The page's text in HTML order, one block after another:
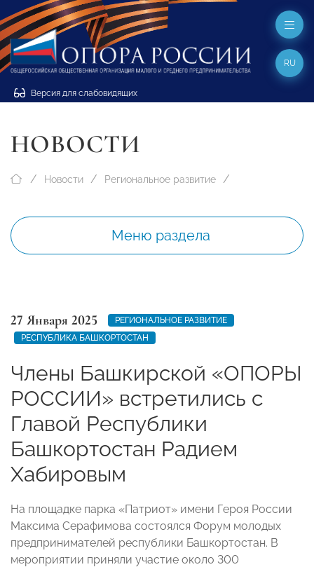
Версия для слабовидящих
RU
НОВОСТИ
Новости Региональное развитие
Меню раздела
27 Января 2025
РЕГИОНАЛЬНОЕ РАЗВИТИЕ
РЕСПУБЛИКА БАШКОРТОСТАН
Члены Башкирской «ОПОРЫ
РОССИИ» встретились с
Главой Республики
Башкортостан Радием
Хабировым
На площадке парка «Патриот» имени Героя России
Максима Серафимова состоялся Форум молодых
предпринимателей республики Башкортостан. В
мероприятии приняли участие около 300